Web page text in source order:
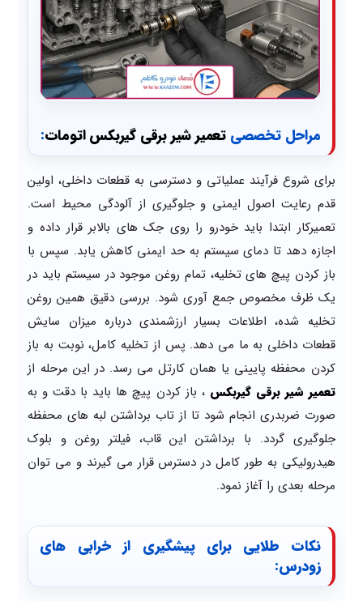
مراحل تخصصیتعمیر شیر برقی گیربکس اتومات:
برای شروع فرآیند عملیاتی و دسترسی به قطعات داخلی، اولین
قدم رعایت اصول ایمنی و جلوگیری از آلودگی محیط است.
تعمیرکار ابتدا باید خودرو را روی جک های بالابر قرار داده و
اجازه دهد تا دمای سیستم به حد ایمنی کاهش یابد. سپس با
باز کردن پیچ های تخلیه، تمام روغن موجود در سیستم باید در
یک ظرف مخصوص جمع آوری شود. بررسی دقیق همین روغن
تخلیه شده، اطلاعات بسیار ارزشمندی درباره میزان سایش
قطعات داخلی به ما می دهد. پس از تخلیه کامل، نوبت به باز
کردن محفظه پایینی یا همان کارتل می رسد. در این مرحله از
تعمیر شیر برقی گیربکس ، باز کردن پیچ ها باید با دقت و به
صورت ضربدری انجام شود تا از تاب برداشتن لبه های محفظه
جلوگیری گردد. با برداشتن این قاب، فیلتر روغن و بلوک
هیدرولیکی به طور کامل در دسترس قرار می گیرند و می توان
مرحله بعدی را آغاز نمود.
نکات طلایی برای پیشگیری از خرابی های
زودرس: